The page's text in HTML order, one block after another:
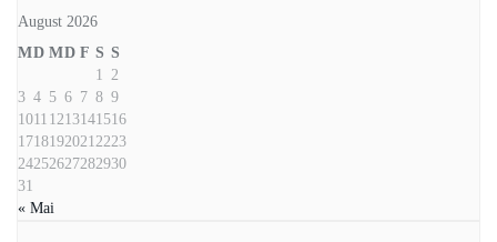
August 2026
MD MD F S S
1 2
3 4 5 6 7 8 9
1011 1213141516
17181920212223
24252627282930
31
« Mai